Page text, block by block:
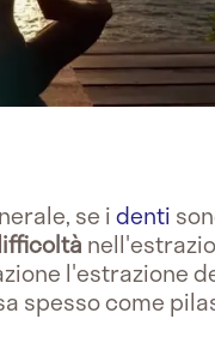
se identi
l'estrazione
spesso come